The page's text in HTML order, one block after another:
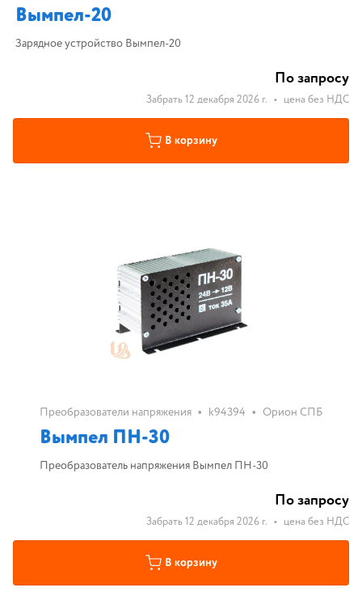
Вымпел-20
Зарядное устройство Вымпел-20
По запросу
Забрать 12 декабря 2026 г. • цена без НДС
В корзину
Преобразователи напряжения • k94394 • Орион СПБ
Вымпел ПН-30
Преобразователь напряжения Вымпел ПН-30
По запросу
Забрать 12 декабря 2026 г. • цена без НДС
В корзину